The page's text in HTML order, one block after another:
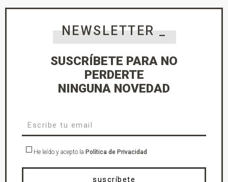
NEWSLETTER _
SUSCRÍBETE PARA NO
PERDERTE
NINGUNA NOVEDAD
He leído y acepto la Política de Privacidad
suscríbete